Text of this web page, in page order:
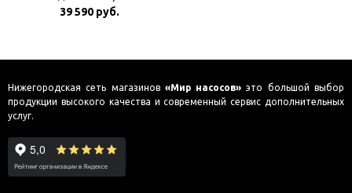
39 590 руб.
Нижегородская сеть магазинов «Мир насосов» это большой выбор
продукции высокого качества и современный сервис дополнительных
услуг.